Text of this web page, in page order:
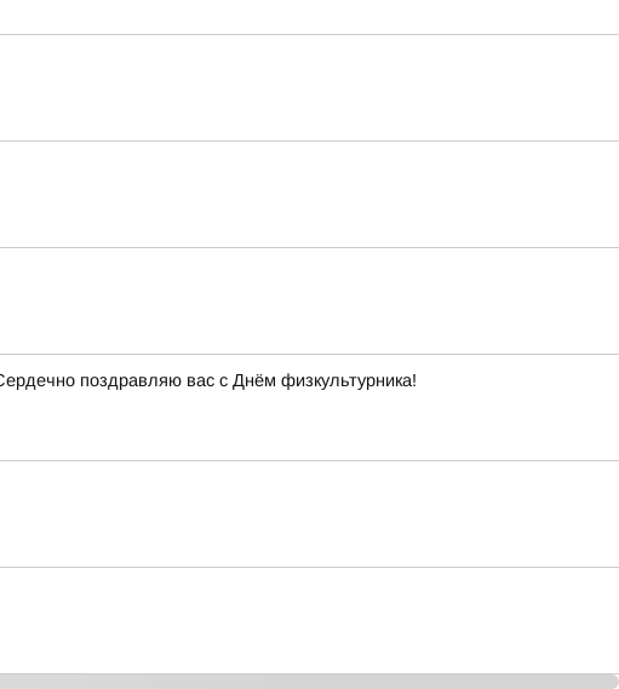
поздравляю вас с Днём физкультурника!